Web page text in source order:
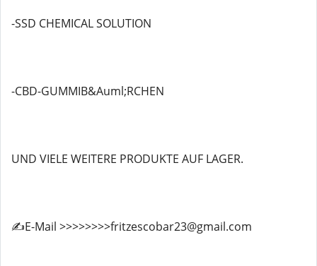
-SSD CHEMICAL SOLUTION
-CBD-GUMMIB&Auml;RCHEN
UND VIELE WEITERE PRODUKTE AUF LAGER.
✍️E-Mail >>>>>>>>fritzescobar23@gmail.com